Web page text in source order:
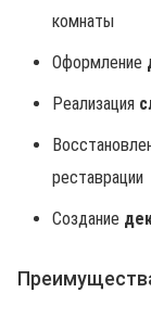
комнаты
Оформление
Реализация
реставрации
Создание